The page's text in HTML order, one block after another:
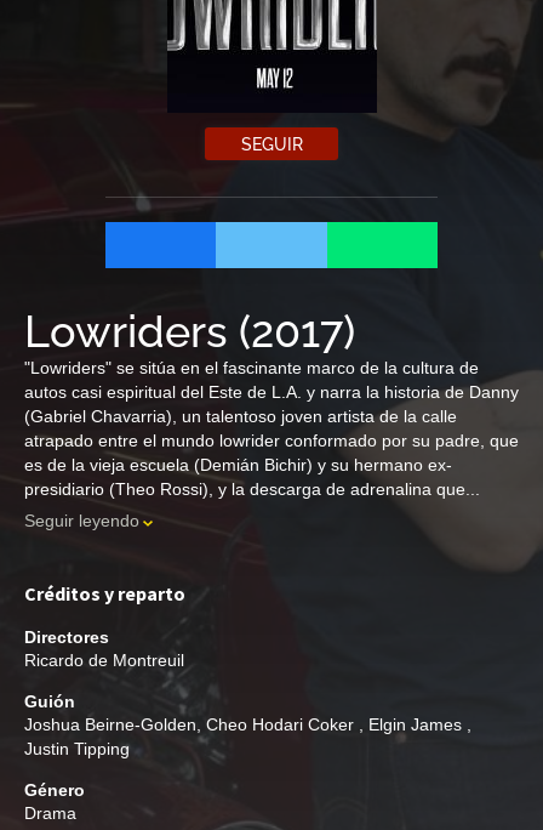
SEGUIR
Lowriders (2017)
"Lowriders" se sitúa en el fascinante marco de la cultura de
autos casi espiritual del Este de L.A. y narra la historia de Danny
(Gabriel Chavarria), un talentoso joven artista de la calle
atrapado entre el mundo lowrider conformado por su padre, que
es de la vieja escuela (Demián Bichir) y su hermano ex-
presidiario (Theo Rossi), y la descarga de adrenalina que...
Seguir leyendo
Créditos y reparto
Directores
Ricardo de Montreuil
Guión
Joshua Beirne-Golden Cheo Hodari Coker Elgin James
Justin Tipping
Género
Drama